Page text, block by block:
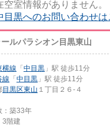
空室情報がありません。
目黒へのお問い合わせは
ルパラシオン目黒東山
横線 「 中目黒 」駅 徒歩11分
線 「 中目黒 」駅 徒歩11分
目黒区東山 １丁目２６-４
：築33年
3階建